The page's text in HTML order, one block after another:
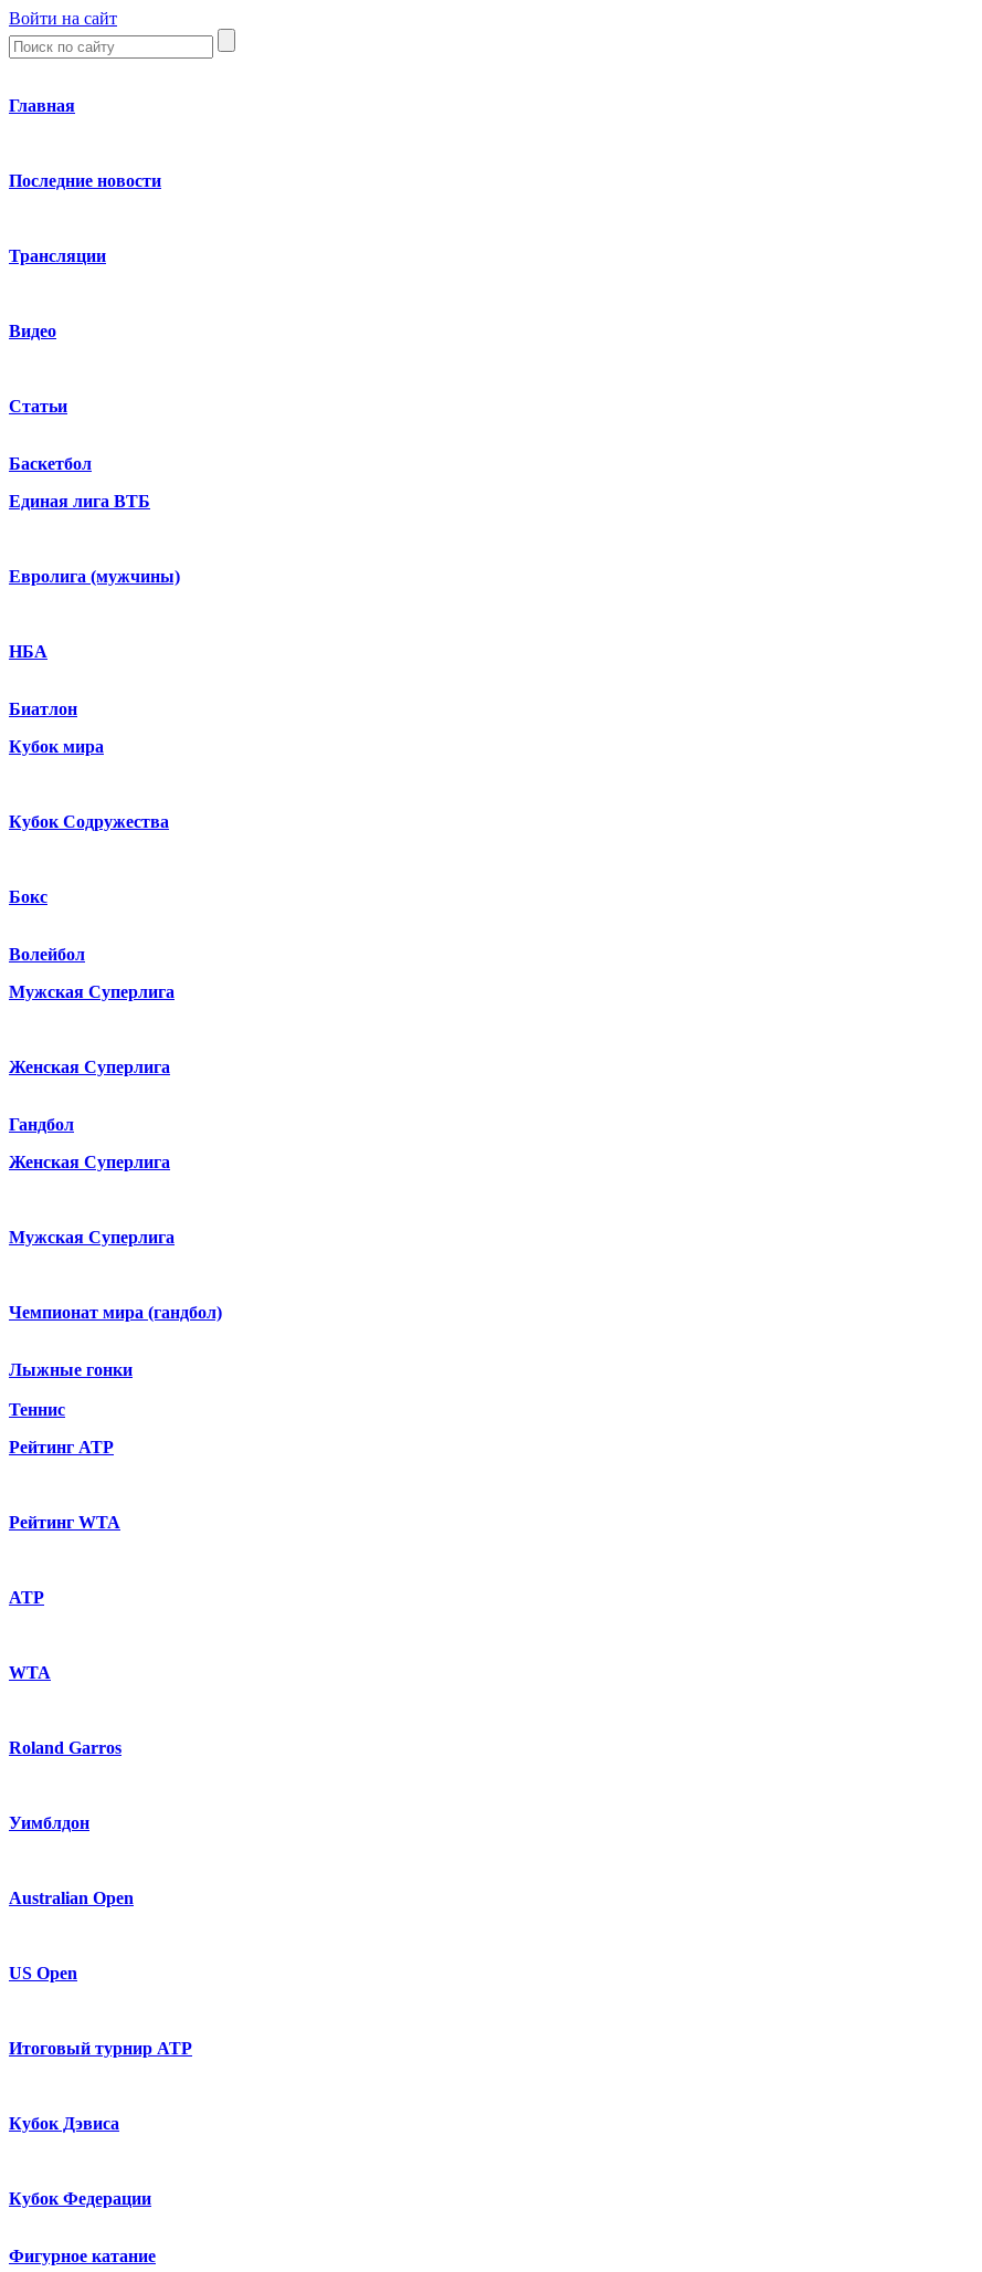
Войти на сайт
Главная
Последние новости
Трансляции
Видео
Статьи
Баскетбол
Единая лига ВТБ
Евролига (мужчины)
НБА
Биатлон
Кубок мира
Кубок Содружества
Бокс
Волейбол
Мужская Суперлига
Женская Суперлига
Гандбол
Женская Суперлига
Мужская Суперлига
Чемпионат мира (гандбол)
Лыжные гонки
Теннис
Рейтинг ATP
Рейтинг WTA
ATP
WTA
Roland Garros
Уимблдон
Australian Open
US Open
Итоговый турнир ATP
Кубок Дэвиса
Кубок Федерации
Фигурное катание